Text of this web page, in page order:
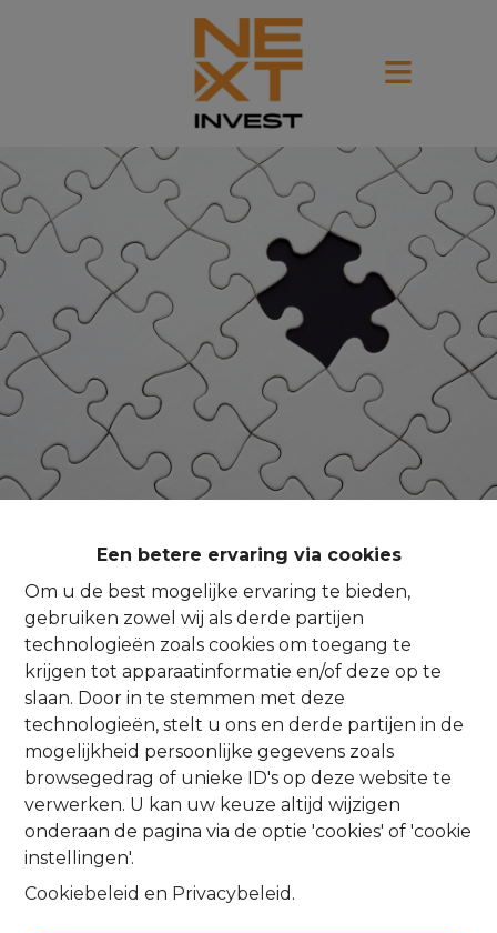
Een betere ervaring via cookies
Om u de best mogelijke ervaring te bieden,
gebruiken zowel wij als derde partijen
technologieën zoals cookies om toegang te
krijgen tot apparaatinformatie en/of deze op te
slaan. Door in te stemmen met deze
technologieën, stelt u ons en derde partijen in de
mogelijkheid persoonlijke gegevens zoals
browsegedrag of unieke ID's op deze website te
verwerken. U kan uw keuze altijd wijzigen
onderaan de pagina via de optie 'cookies' of 'cookie
instellingen'.
Cookiebeleid en Privacybeleid .
Oeps, deze pagina
bestaat niet meer
Te koop